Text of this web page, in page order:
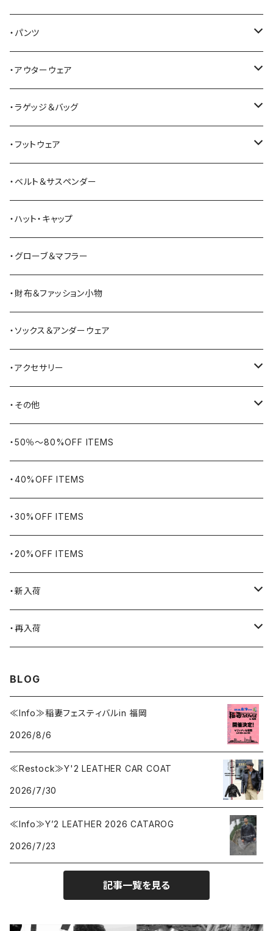
Alden
ALFONSO'S OF HOLLYWOOD LEATHER
All American Khakis
American Optical
ANDERSON BEAN BOOT CO.
Bass Pro Shops
BATTLE LAKE
Barbour
BAYSIDE
BELSTAFF
BIG BILL
WORKERS BIGDAY
BHADUR
Bills KHAKIS
BLUCO
Blundstone
BLACK JACK BOOTS
CAMBER
CONVERSE
Crescent Down Works
Tシャツ
シャツ
ベスト
セーター
スウェットシャツ
カーディガン
パーカー
・パンツ
ジーンズ
ワークパンツ
オーバーオール
ミリタリーパンツ
ツナギ
ジャージ・スウェット
ハーフパンツ・ショートパンツ
・アウターウェア
コート
ジャケット
ベスト
・ラゲッジ＆バッグ
トートバッグ
ショルダーバッグ
リュック・バックパック
ボストンバッグ・ダッフルバッグ
ヒップバッグ・ファニーパック
ブリーフケース
ツールバッグ
・フットウェア
ブーツ
スニーカー
サンダル
その他シューズ
シュー用品
・ベルト＆サスペンダー
・ハット・キャップ
・グローブ＆マフラー
・財布＆ファッション小物
・ソックス＆アンダーウェア
・アクセサリー
バングル・ブレスレット
リング
ネックレス・ペンダント
ピンズ・ブローチ
腕時計
・その他
ヴィンテージ
アウトドア用品
ナバホラグ・ビンテージラグ
ブランケット
食品
ライター
エプロン
本、写真集
・50％〜80%OFF ITEMS
・40%OFF ITEMS
・30%OFF ITEMS
・20%OFF ITEMS
・新入荷
2026.7.31
2026.7.6
・再入荷
2026.7.23
BLOG
≪Info≫稲妻フェスティバルin 福岡
2026/8/6
≪Restock≫Y'2 LEATHER CAR COAT
2026/7/30
≪Info≫Y’2 LEATHER 2026 CATAROG
2026/7/23
記事一覧を見る